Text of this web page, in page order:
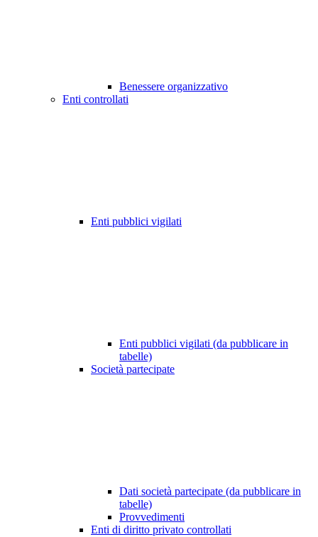
Benessere organizzativo
Enti controllati
Enti pubblici vigilati
Enti pubblici vigilati (da pubblicare in
tabelle)
Società partecipate
Dati società partecipate (da pubblicare in
tabelle)
Provvedimenti
Enti di diritto privato controllati